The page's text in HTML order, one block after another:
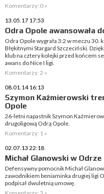
Komentarzy: 0 »
13.05.17 17:53
Odra Opole awansowała
Odra Opole wygrała 3:2 w meczu 30.
Błękitnymi Stargard Szczeciński.
klub na cztery kolejki przed końcem
awans do Nice I ligi.
Komentarzy: 2 »
08.01.14 16:13
Szymon Kaźmierowski
Opole
26-letni napastnik Szymon
drugoligową Odrą Opole.
Komentarzy: 1 »
02.07.13 22:18
Michał Glanowski w Odrze
Defensywny pomocnik Michał
zawodnikiem beniaminka drugiej ligi
podpisał dwuletnią umowę.